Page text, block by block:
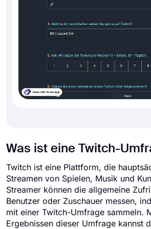
Was ist eine Twitch-
Twitch ist eine Plattform, die
Streamen von Spielen, Musik und
Streamer können die allgemeine
Benutzer oder Zuschauer messen,
mit einer Twitch-Umfrage sammeln.
Ergebnissen dieser Umfrage kannst